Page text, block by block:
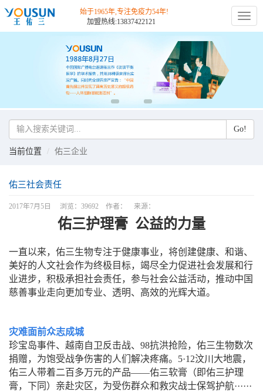
切
换
始于1965年,专注免疫力54年!
加盟热线:13837422121
当前位置 佑三企业
Go!
佑三社会责任
2017年7月5日 浏览：39692 作者： 来源：
佑三护理膏 公益的力量
一直以来，佑三生物专注于健康事业，将创建健康、和谐、
美好的人文社会作为终极目标，竭尽全力促进社会发展和行
业进步，积极承担社会责任，参与社会公益活动，推动中国
慈善事业走向更加专业、透明、高效的光辉大道。
灾难面前众志成城
珍宝岛事件、越南自卫反击战、98抗洪抢险，佑三生物数次
捐赠，为饱受战争伤害的人们解决疼痛。5·12汶川大地震，
佑三人带着二百多万元的产品——佑三软膏（即佑三护理
膏，下同）亲赴灾区，为受伤群众和救灾战士保驾护航······